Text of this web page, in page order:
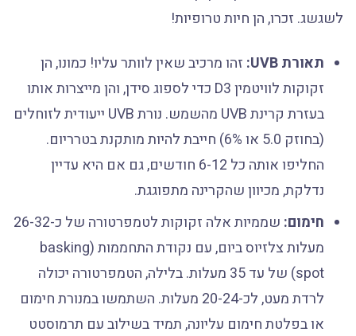
לשגשג. זכרו, הן חיות טרופיות!
תאורת UVB:
זהו מרכיב שאין לוותר עליו! כמונו, הן
זקוקות לוויטמין D3 כדי לספוג סידן, והן מייצרות אותו
בעזרת קרינת UVB מהשמש. נורת UVB ייעודית לזוחלים
(בחוזק 5.0 או 6%) חייבת להיות מותקנת בטרריום.
החליפו אותה כל 6-12 חודשים, גם אם היא עדיין
נדלקת, מכיוון שהקרינה מתפוגגת.
חימום:
שממיות אלה זקוקות לטמפרטורה של כ-26-32
מעלות צלזיוס ביום, עם נקודת התחממות (basking
spot) של עד 35 מעלות. בלילה, הטמפרטורה יכולה
לרדת מעט, לכ-20-24 מעלות. השתמשו במנורת חימום
או בפלטת חימום עליונה, תמיד בשילוב עם תרמוסטט